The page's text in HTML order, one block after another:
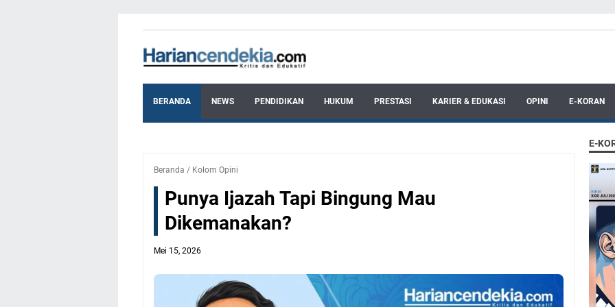
BERANDA NEWS PENDIDIKAN HUKUM PRESTASI KARIER & EDUKASI OPINI E-KORAN
Beranda / Kolom Opini
Punya Ijazah Tapi Bingung Mau
Dikemanakan?
Mei 15, 2026
E-